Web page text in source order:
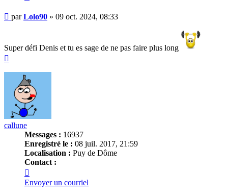
Message
parLolo90 » 09 oct. 2024, 08:33
Super défi Denis et tu es sage de ne pas faire plus long
callune
Messages : 16937
Enregistré le : 08 juil. 2017, 21:59
Localisation : Puy de Dôme
Contact :
callune
Envoyer un courriel